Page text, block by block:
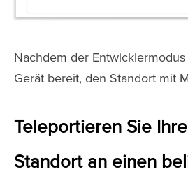
Nachdem der
Gerät bereit, den Standort mit
Teleportieren Sie
Standort an einen